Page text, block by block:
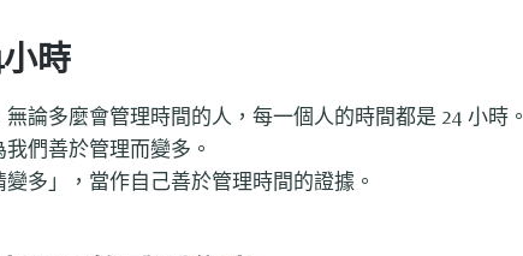
時
論多麼會管理時間的人，每一個人的時間都是 24 小時。
們善於管理而變多。
多」，當作自己善於管理時間的證據。